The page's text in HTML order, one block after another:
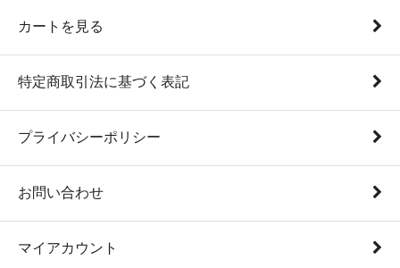
カートを見る
特定商取引法に基づく表記
プライバシーポリシー
お問い合わせ
マイアカウント